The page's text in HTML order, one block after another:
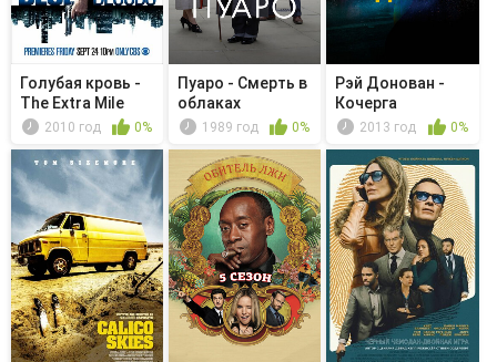
Голубая кровь -
The Extra Mile
2010 год 0%
Пуаро - Смерть в
облаках
1989 год 0%
Рэй Донован -
Кочерга
2013 год 0%